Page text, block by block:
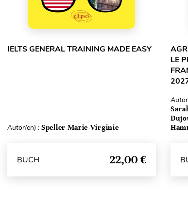
IELTS GENERAL TRAINING MADE EASY
Autor(en) : Speller Marie-Virginie
BUCH 22,00 €
LE